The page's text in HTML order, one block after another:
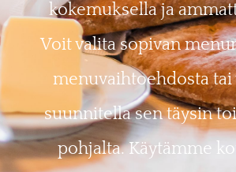
kokemuksella ja
Voit valita sopivan
menuvaihtoehdosta
suunnitella sen täysin
pohjalta. Käytämme